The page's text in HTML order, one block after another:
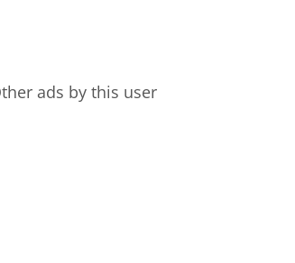
ads by this user